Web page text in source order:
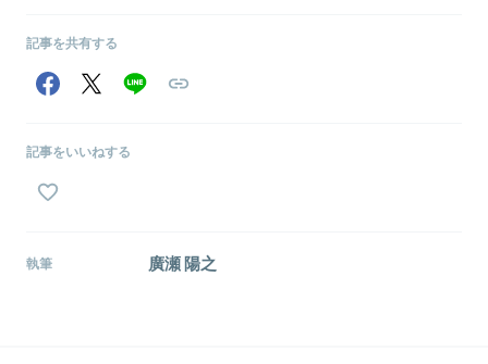
記事を共有する
記事をいいねする
執筆 廣瀬 陽之